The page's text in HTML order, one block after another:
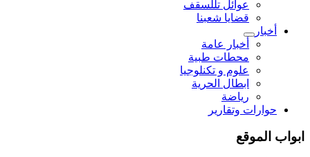
عوائل تللسقف
قضايا شعبنا
أخبار
أخبار عامة
محطات طبية
علوم و تکنلوجیا
ابطال الحرية
رياضة
حوارات وتقارير
ابواب الموقع